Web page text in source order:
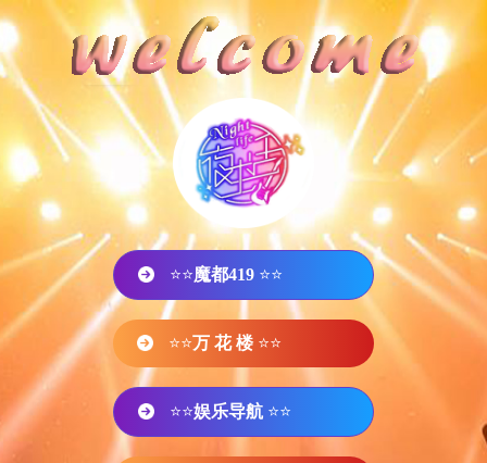
⭐⭐魔都419 ⭐⭐
⭐⭐万 花 楼 ⭐⭐
⭐⭐娱乐导航 ⭐⭐